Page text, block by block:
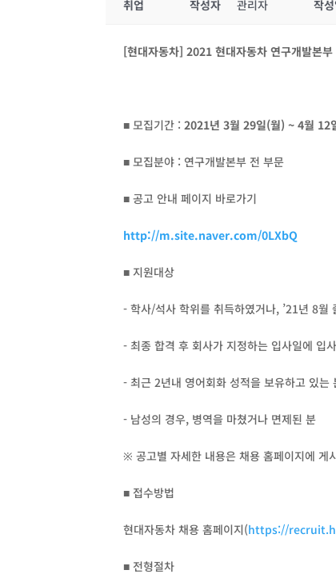
취업 작성자 관리자 작
[현대자동차] 2021 현대자동차 연구개발본부
■ 모집기간 : 2021년 3월 29일(월) ~ 4월 12
■ 모집분야 : 연구개발본부 전 부문
■ 공고 안내 페이지 바로가기
http://m.site.naver.com/0LXbQ
■ 지원대상
- 학사/석사 학위를 취득하였거나, ’21년 8월
- 최종 합격 후 회사가 지정하는 입사일에 입
- 최근 2년내 영어회화 성적을 보유하고 있
- 남성의 경우, 병역을 마쳤거나 면제된 분
※ 공고별 자세한 내용은 채용 홈페이지에 게
■ 접수방법
현대자동차 채용 홈페이지(https://
■ 전형절차